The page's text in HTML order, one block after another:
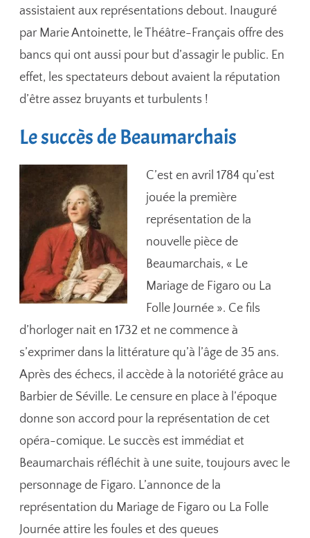
assistaient aux représentations debout. Inauguré
par Marie Antoinette, le Théâtre-Français offre des
bancs qui ont aussi pour but d’assagir le public. En
effet, les spectateurs debout avaient la réputation
d’être assez bruyants et turbulents !
Le succès de Beaumarchais
C’est en avril 1784 qu’est
jouée la première
représentation de la
nouvelle pièce de
Beaumarchais, « Le
Mariage de Figaro ou La
Folle Journée ». Ce fils
d’horloger nait en 1732 et ne commence à
s’exprimer dans la littérature qu’à l’âge de 35 ans.
Après des échecs, il accède à la notoriété grâce au
Barbier de Séville. Le censure en place à l’époque
donne son accord pour la représentation de cet
opéra-comique. Le succès est immédiat et
Beaumarchais réfléchit à une suite, toujours avec le
personnage de Figaro. L’annonce de la
représentation du Mariage de Figaro ou La Folle
Journée attire les foules et des queues